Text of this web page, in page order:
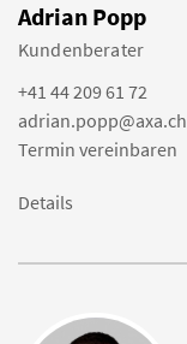
Adrian Popp
Kundenberater
+41 44 209 61 72
adrian.popp@axa.ch
Termin vereinbaren
Details